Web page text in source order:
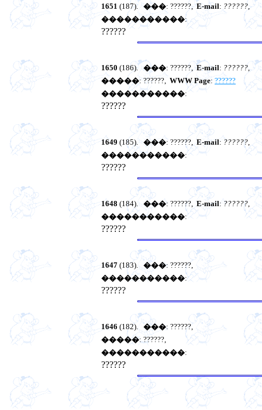
1651 (187). ���: ??????,E-mail: ??????,
�����������:
??????
1650 (186). ���: ??????,E-mail: ??????,
�����: ??????, WWW Page: ??????
�����������:
??????
1649 (185).���: ??????, E-mail: ??????,
�����������:
??????
1648 (184).���: ??????, E-mail: ??????,
�����������:
??????
1647 (183). ���: ??????,
�����������:
??????
1646 (182). ���: ??????,
�����: ??????,
�����������:
??????